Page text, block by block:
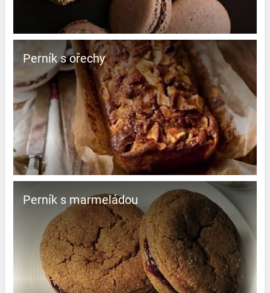
Perník s ořechy
Perník s marmeládou